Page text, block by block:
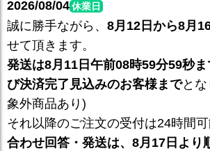
2026/08/04休業日
誠に勝手ながら、 8月12日から8月
せて頂きます。
発送は8月11日午前08時59分59秒
び決済完了見込みのお客様までとな
象外商品あり)
それ以降のご注文の受付は24時間可
合わせ回答・発送は、8月17日より